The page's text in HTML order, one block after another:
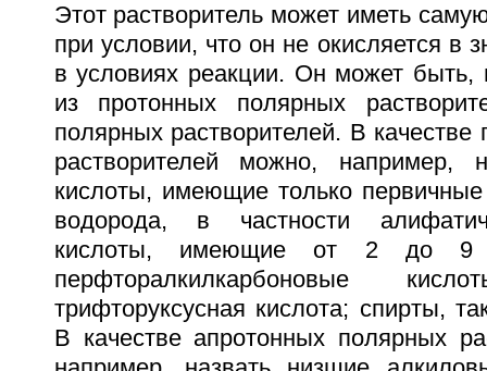
Этот растворитель может иметь
при условии, что он не окисляется в
в условиях реакции. Он может быть,
из протонных полярных
полярных растворителей. В
растворителей можно, например,
кислоты, имеющие только
водорода, в частности
кислоты, имеющие от 2 до 9
перфторалкилкарбоновые
трифторуксусная кислота; спирты,
В качестве апротонных полярных